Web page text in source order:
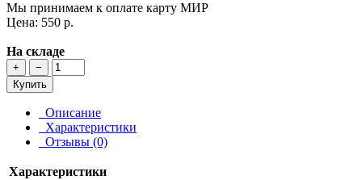
Мы принимаем к оплате карту МИР
Цена: 550 р.
На складе
+
−
Купить
Описание
Характеристики
Отзывы (0)
Характеристики